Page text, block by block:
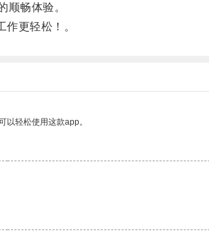
畅体验。
更轻松！。
以轻松使用这款app。